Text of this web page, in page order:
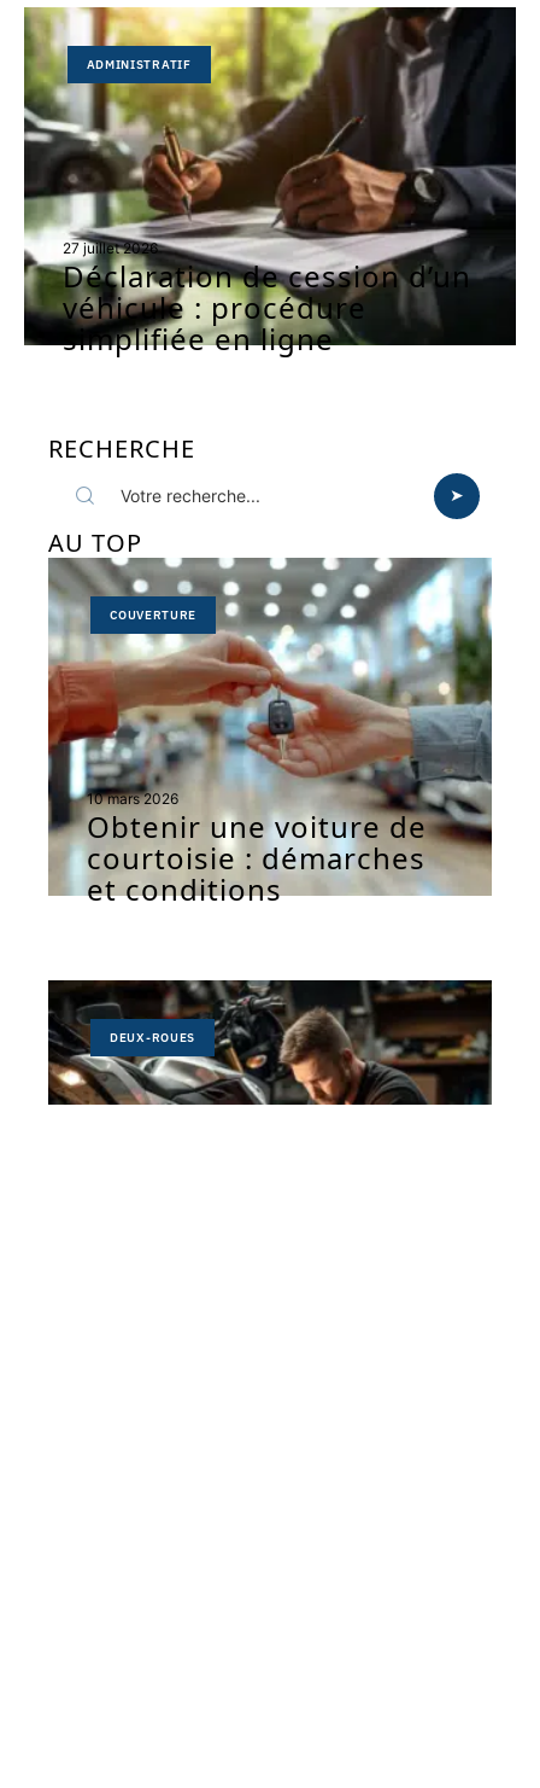
ADMINISTRATIF
27 juillet 2026
Déclaration de cession d’un
véhicule : procédure
simplifiée en ligne
RECHERCHE
AU TOP
COUVERTURE
10 mars 2026
Obtenir une voiture de
courtoisie : démarches
et conditions
DEUX-ROUES